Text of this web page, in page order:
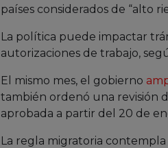
países considerados de “alto
La política puede impactar
autorizaciones de trabajo,
El mismo mes, el gobierno
también ordenó una revisión
aprobada a partir del 20 de
La regla migratoria contempla